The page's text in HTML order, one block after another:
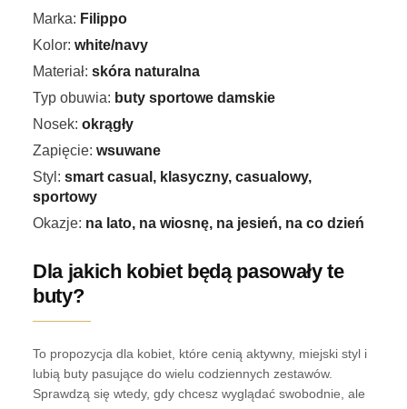
Marka: Filippo
Kolor: white/navy
Materiał: skóra naturalna
Typ obuwia: buty sportowe damskie
Nosek: okrągły
Zapięcie: wsuwane
Styl: smart casual, klasyczny, casualowy,
sportowy
Okazje: na lato, na wiosnę, na jesień, na co dzień
Dla jakich kobiet będą pasowały te
buty?
To propozycja dla kobiet, które cenią aktywny, miejski styl i
lubią buty pasujące do wielu codziennych zestawów.
Sprawdzą się wtedy, gdy chcesz wyglądać swobodnie, ale